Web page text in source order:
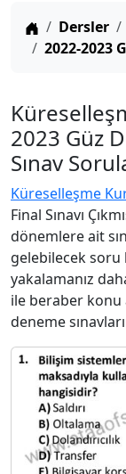
Anasayfa
Dersler
2022-2023
2023 Güz
Sınav
Küreselleşme
Final Sınavı
dönemlere ait
gelebilecek soru
yakalamanız
ile beraber konu
deneme